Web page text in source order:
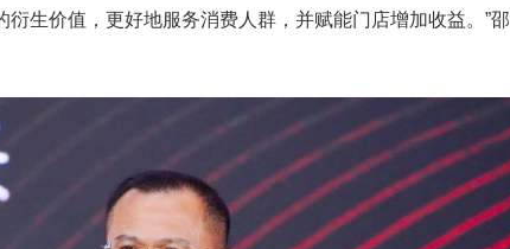
生价值，更好地服务消费人群，并赋能门店增加收益。”邵